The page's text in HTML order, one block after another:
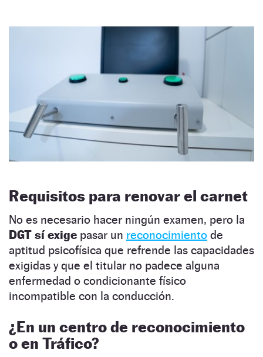
Requisitos para renovar el carnet
No es necesario hacer ningún examen, pero la
DGT sí exige pasar un reconocimiento de
aptitud psicofísica que refrende las capacidades
exigidas y que el titular no padece alguna
enfermedad o condicionante físico
incompatible con la conducción.
¿En un centro de reconocimiento
o en Tráfico?